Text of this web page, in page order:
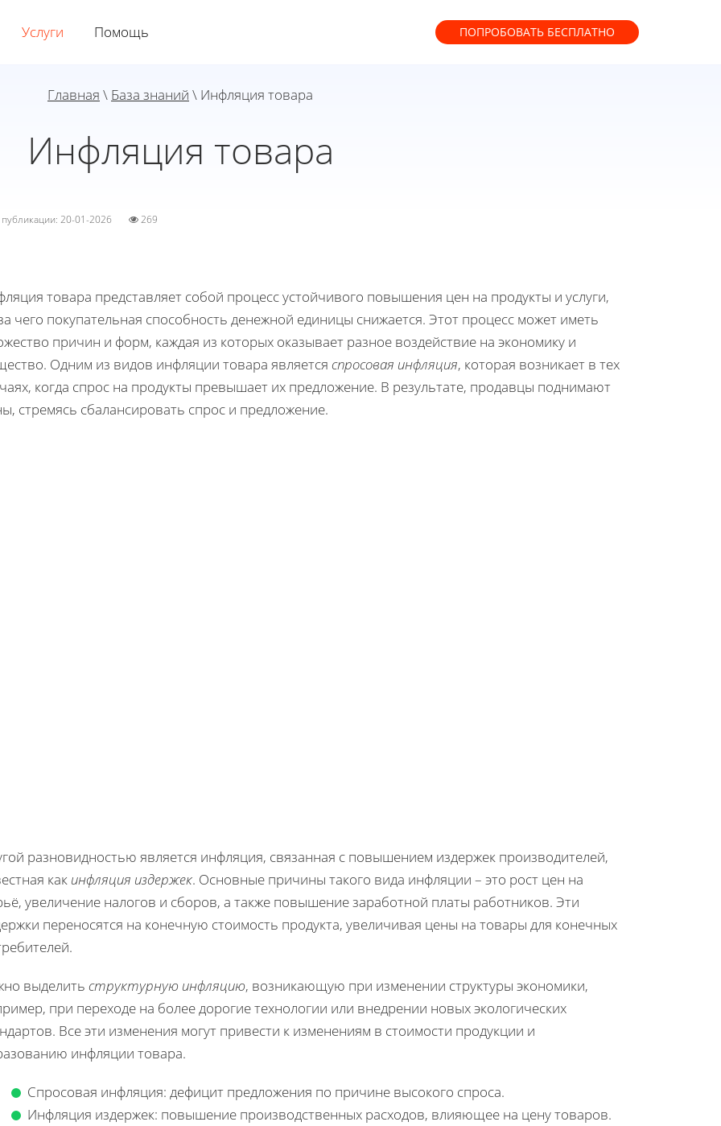
Услуги Помощь ПОПРОБОВАТЬ БЕСПЛАТНО
Главная \ База знаний \ Инфляция товара
Инфляция товара
публикации: 20-01-2026 269
товара представляет собой процесс устойчивого повышения цен на продукты и услуги,
чего покупательная способность денежной единицы снижается. Этот процесс может иметь
причин и форм, каждая из которых оказывает разное воздействие на экономику и
Одним из видов инфляции товара является спросовая инфляция, которая возникает в тех
когда спрос на продукты превышает их предложение. В результате, продавцы поднимают
стремясь сбалансировать спрос и предложение.
разновидностью является инфляция, связанная с повышением издержек производителей,
как инфляция издержек. Основные причины такого вида инфляции – это рост цен на
увеличение налогов и сборов, а также повышение заработной платы работников. Эти
переносятся на конечную стоимость продукта, увеличивая цены на товары для конечных
выделить структурную инфляцию, возникающую при изменении структуры экономики,
при переходе на более дорогие технологии или внедрении новых экологических
Все эти изменения могут привести к изменениям в стоимости продукции и
инфляции товара.
Спросовая инфляция: дефицит предложения по причине высокого спроса.
Инфляция издержек: повышение производственных расходов, влияющее на цену товаров.